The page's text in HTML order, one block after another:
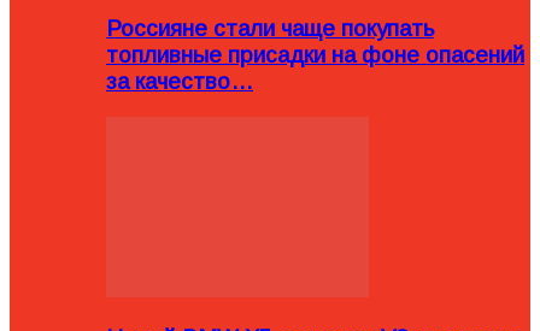
Россияне стали чаще покупать
топливные присадки на фоне опасений
за качество…